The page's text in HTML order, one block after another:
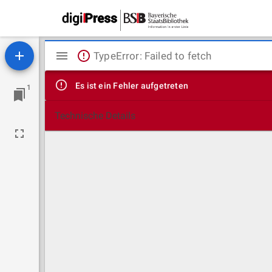
1
Mirador
Viewer
TypeError: Failed to fetch
Es ist ein Fehler aufgetreten
Technische Details